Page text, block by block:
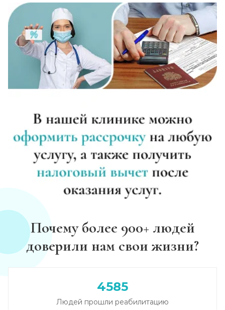
от 15 000 ₽ Записаться
Анализы на наркотики
от 800 ₽ Записаться
Наркологическое освидетельствование
Нарколог на дом (при наркомании)
от 3 000 ₽ Записаться
Помощь наркоманам
Снятие ломки в стационаре
от 5 500 ₽/сутки Записаться
Каннабиоидная детоксикация
Лечение наркомании (стационар, в сутки)
Почему более 900+ людей
доверили нам свои жизни?
4585
Людей прошли реабилитацию